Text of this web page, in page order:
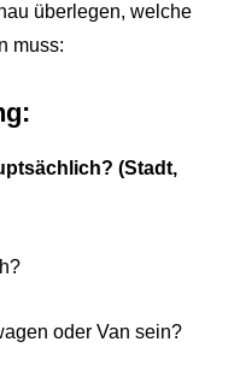
überlegen, welche
muss:
(Stadt,
oder Van sein?